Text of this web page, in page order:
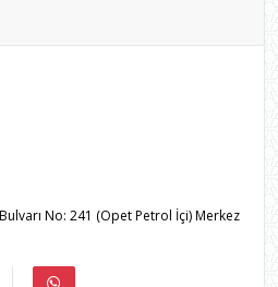
No: 241 (Opet Petrol İçi) Merkez